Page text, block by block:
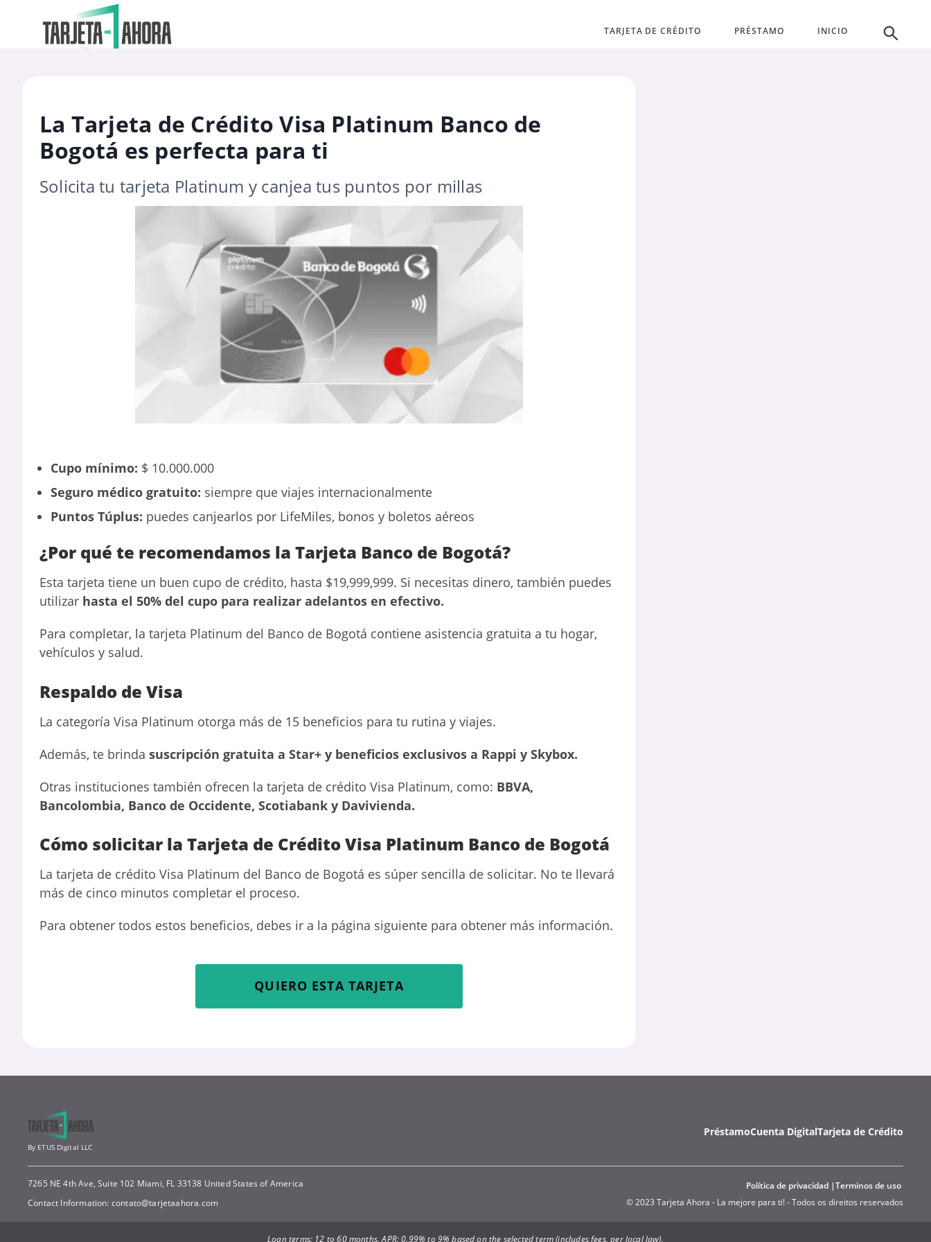
TARJETA DE CRÉDITO PRÉSTAMO INICIO
La Tarjeta de Crédito Visa Platinum Banco de
Bogotá es perfecta para ti
Solicita tu tarjeta Platinum y canjea tus puntos por millas
Cupo mínimo: $ 10.000.000
Seguro médico gratuito: siempre que viajes internacionalmente
Puntos Túplus: puedes canjearlos por LifeMiles, bonos y boletos aéreos
¿Por qué te recomendamos la Tarjeta Banco de Bogotá?
Esta tarjeta tiene un buen cupo de crédito, hasta $19,999,999. Si necesitas dinero, también puedes
utilizar hasta el 50% del cupo para realizar adelantos en efectivo.
Para completar, la tarjeta Platinum del Banco de Bogotá contiene asistencia gratuita a tu hogar,
vehículos y salud.
Respaldo de Visa
La categoría Visa Platinum otorga más de 15 beneficios para tu rutina y viajes.
Además, te brinda suscripción gratuita a Star+ y beneficios exclusivos a Rappi y Skybox.
Otras instituciones también ofrecen la tarjeta de crédito Visa Platinum, como: BBVA,
Bancolombia, Banco de Occidente, Scotiabank y Davivienda.
Cómo solicitar la Tarjeta de Crédito Visa Platinum Banco de Bogotá
La tarjeta de crédito Visa Platinum del Banco de Bogotá es súper sencilla de solicitar. No te llevará
más de cinco minutos completar el proceso.
Para obtener todos estos beneficios, debes ir a la página siguiente para obtener más información.
QUIERO ESTA TARJETA
By ETUS Digital LLC
PréstamoCuenta DigitalTarjeta de Crédito
7265 NE 4th Ave, Suite 102 Miami, FL 33138 United States of America
Contact Information: contato@tarjetaahora.com
Política de privacidad Terminos de uso
© 2023 Tarjeta Ahora - La mejore para ti! - Todos os direitos reservados
Loan terms: 12 to 60 months. APR: 0.99% to 9% based on the selected term (includes fees, per local law).